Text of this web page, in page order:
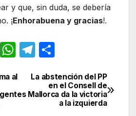
y que, sin duda, se debería
¡Enhorabuena y gracias!.
E
W
at
s
T
e
gr
m
p
ar
La abstención del PP
en el Consell de
Mallorca da la victoria
a la izquierda
al